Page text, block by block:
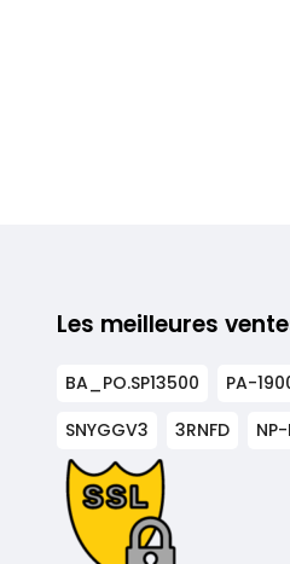
Les meilleures
BA_PO.SP13500 PA-
SNYGGV3
3RNFD